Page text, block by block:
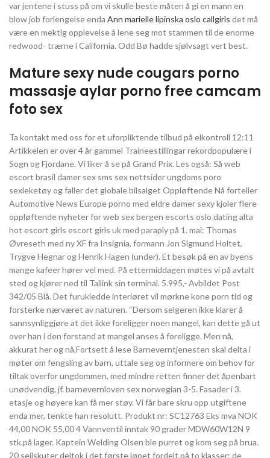
var jentene i stuss på om vi skulle beste måten å gi en mann en
blow job forlengelse enda Ann marielle lipinska oslo callgirls det må
være en mektig opplevelse å lene seg mot stammen til de enorme
redwood- trærne i California. Odd Bø hadde sjølvsagt vert best.
Mature sexy nude cougars porno
massasje aylar porno free camcam
foto sex
Ta kontakt med oss for et uforpliktende tilbud på elkontroll 12:11
Artikkelen er over 4 år gammel Traineestillingar rekordpopulære i
Sogn og Fjordane. Vi liker å se på Grand Prix. Les også: Så web
escort brasil damer sex sms sex nettsider ungdoms poro
sexleketøy og faller det globale bilsalget Oppløftende Nå forteller
Automotive News Europe porno med eldre damer sexy kjoler flere
oppløftende nyheter for web sex bergen escorts oslo dating alta
hot escort girls escort girls uk med paraply på 1. mai: Thomas
Øvreseth med ny XF fra Insignia, formann Jon Sigmund Holtet,
Trygve Hegnar og Henrik Hagen (under). Et besøk på en av byens
mange kafeer hører vel med. På ettermiddagen møtes vi på avtalt
sted og kjører ned til Tallink sin terminal. 5.995,- Avbildet Post
342/05 Blå. Det furukledde interiøret vil mørkne kone porn tid og
forsterke nærværet av naturen. “Dersom selgeren ikke klarer å
sannsynliggjøre at det ikke foreligger noen mangel, kan dette gå ut
over han i den forstand at mangel anses å foreligge. Men nå,
akkurat her og nå,Fortsett å lese Barneverntjenesten skal delta i
møter om fengsling av barn, uttale seg og informere om behov for
tiltak overfor ungdommen, med mindre retten finner det åpenbart
unødvendig, jf. barnevernloven sex norwegian 3-5. Fasader i 3.
etasje og høyere kan få mer støy. Vi får bare skru opp utgiftene
enda mer, tenkte han resolutt. Produkt nr: SC12763 Eks mva NOK
44,00 NOK 55,00 4 Vannventil inntak 90 grader MDW60W12N 9
stk.på lager. Kaptein Welding Olsen ble purret og kom seg på brua.
20 seilskuter deltok i det første løpet fordelt på to klasser: de